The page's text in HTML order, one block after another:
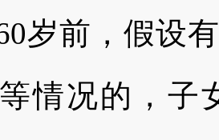
岁前，假设
情况的，子